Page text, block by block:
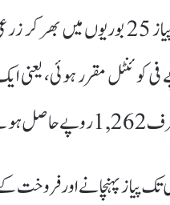
روپے فی کوئنٹل مقرر